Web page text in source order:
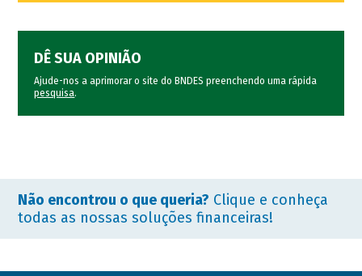
DÊ SUA OPINIÃO
Ajude-nos a aprimorar o site do BNDES preenchendo uma rápida
pesquisa.
Não encontrou o que queria? Clique e conheça
todas as nossas soluções financeiras!